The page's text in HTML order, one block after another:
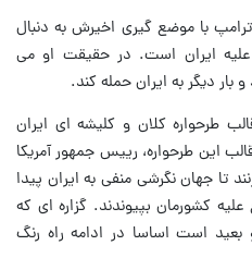
با موضع گیری اخیرش به دنبال
علیه ایران است. در حقیقت او می
دیگر به ایران حمله کند.
طرحواره کلان و کلیشه ای ایران
این طرحواره، رییس جمهور آمریکا
جهان نگرشی منفی به ایران پیدا
کشورمان بپیوندند. گزاره ای که
بعید است اساسا در ادامه راه رنگ